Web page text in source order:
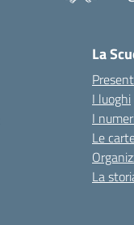
La
I luoghi
I
Le
La